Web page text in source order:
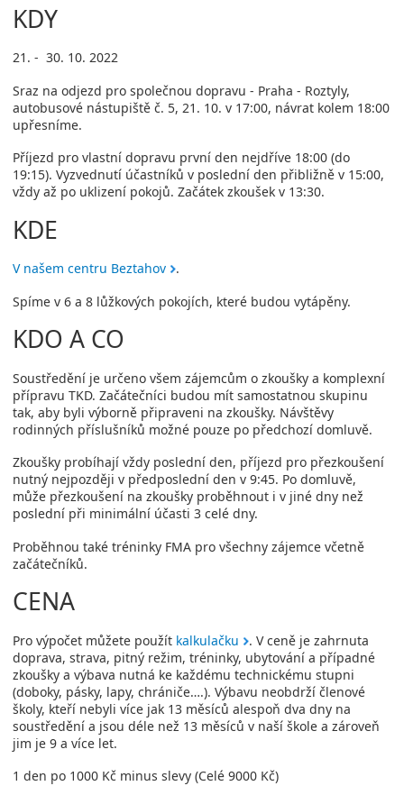
KDY
21. - 30. 10. 2022
Sraz na odjezd pro společnou dopravu - Praha - Roztyly,
autobusové nástupiště č. 5, 21. 10. v 17:00, návrat kolem 18:00
upřesníme.
Příjezd pro vlastní dopravu první den nejdříve 18:00 (do
19:15). Vyzvednutí účastníků v poslední den přibližně v 15:00,
vždy až po uklizení pokojů. Začátek zkoušek v 13:30.
KDE
V našem centru Beztahov
.
Spíme v 6 a 8 lůžkových pokojích, které budou vytápěny.
KDO A CO
Soustředění je určeno všem zájemcům o zkoušky a komplexní
přípravu TKD. Začátečníci budou mít samostatnou skupinu
tak, aby byli výborně připraveni na zkoušky. Návštěvy
rodinných příslušníků možné pouze po předchozí domluvě.
Zkoušky probíhají vždy poslední den, příjezd pro přezkoušení
nutný nejpozději v předposlední den v 9:45. Po domluvě,
může přezkoušení na zkoušky proběhnout i v jiné dny než
poslední při minimální účasti 3 celé dny.
Proběhnou také tréninky FMA pro všechny zájemce včetně
začátečníků.
CENA
Pro výpočet můžete použít kalkulačku
. V ceně je zahrnuta
doprava, strava, pitný režim, tréninky, ubytování a případné
zkoušky a výbava nutná ke každému technickému stupni
(doboky, pásky, lapy, chrániče….). Výbavu neobdrží členové
školy, kteří nebyli více jak 13 měsíců alespoň dva dny na
soustředění a jsou déle než 13 měsíců v naší škole a zároveň
jim je 9 a více let.
1 den po 1000 Kč minus slevy (Celé 9000 Kč)